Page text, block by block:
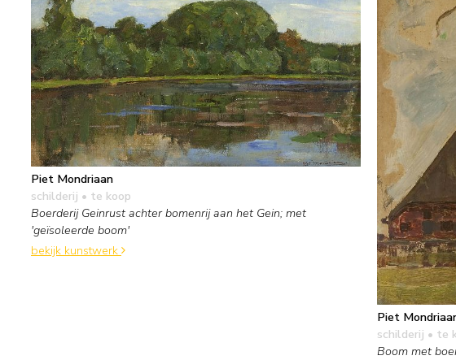
Piet Mondriaan
schilderij • te koop
Boerderij Geinrust achter bomenrij aan het Gein; met
'geïsoleerde boom'
bekijk kunstwerk
Piet
schilderij • te
Boom met